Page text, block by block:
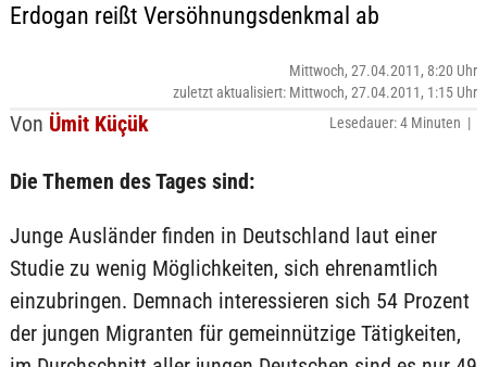
Erdogan reißt Versöhnungsdenkmal ab
Von Ümit Küçük
Mittwoch, 27.04.2011, 8:20 Uhr
zuletzt aktualisiert: Mittwoch, 27.04.2011, 1:15 Uhr
Lesedauer: 4 Minuten |
Die Themen des Tages sind:
Junge Ausländer finden in Deutschland laut einer
Studie zu wenig Möglichkeiten, sich ehrenamtlich
einzubringen. Demnach interessieren sich 54 Prozent
der jungen Migranten für gemeinnützige Tätigkeiten,